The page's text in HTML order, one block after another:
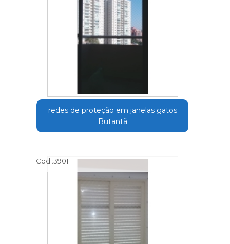
redes de proteção em janelas gatos
Butantã
Cod.:3901